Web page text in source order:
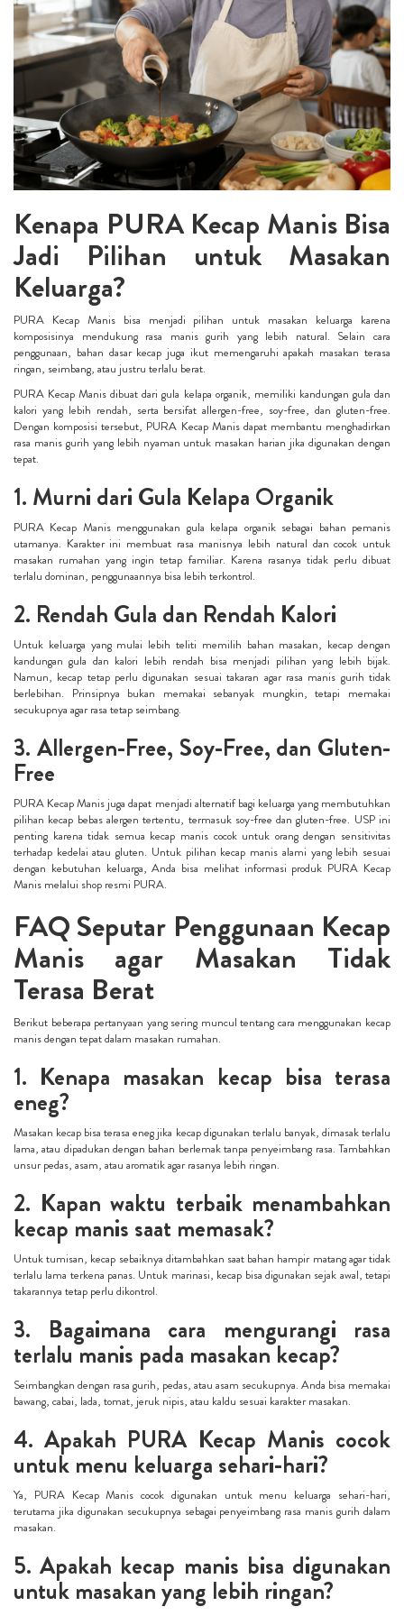
Kenapa PURA Kecap Manis Bisa
Jadi Pilihan untuk Masakan
Keluarga?
PURA Kecap Manis bisa menjadi pilihan untuk masakan keluarga karena
komposisinya mendukung rasa manis gurih yang lebih natural. Selain cara
penggunaan, bahan dasar kecap juga ikut memengaruhi apakah masakan terasa
ringan, seimbang, atau justru terlalu berat.
PURA Kecap Manis dibuat dari gula kelapa organik, memiliki kandungan gula dan
kalori yang lebih rendah, serta bersifat allergen-free, soy-free, dan gluten-free.
Dengan komposisi tersebut, PURA Kecap Manis dapat membantu menghadirkan
rasa manis gurih yang lebih nyaman untuk masakan harian jika digunakan dengan
tepat.
1. Murni dari Gula Kelapa Organik
PURA Kecap Manis menggunakan gula kelapa organik sebagai bahan pemanis
utamanya. Karakter ini membuat rasa manisnya lebih natural dan cocok untuk
masakan rumahan yang ingin tetap familiar. Karena rasanya tidak perlu dibuat
terlalu dominan, penggunaannya bisa lebih terkontrol.
2. Rendah Gula dan Rendah Kalori
Untuk keluarga yang mulai lebih teliti memilih bahan masakan, kecap dengan
kandungan gula dan kalori lebih rendah bisa menjadi pilihan yang lebih bijak.
Namun, kecap tetap perlu digunakan sesuai takaran agar rasa manis gurih tidak
berlebihan. Prinsipnya bukan memakai sebanyak mungkin, tetapi memakai
secukupnya agar rasa tetap seimbang.
3. Allergen-Free, Soy-Free, dan Gluten-
Free
PURA Kecap Manis juga dapat menjadi alternatif bagi keluarga yang membutuhkan
pilihan kecap bebas alergen tertentu, termasuk soy-free dan gluten-free. USP ini
penting karena tidak semua kecap manis cocok untuk orang dengan sensitivitas
terhadap kedelai atau gluten. Untuk pilihan kecap manis alami yang lebih sesuai
dengan kebutuhan keluarga, Anda bisa melihat informasi produk PURA Kecap
Manis melalui shop resmi PURA.
FAQ Seputar Penggunaan Kecap
Manis agar Masakan Tidak
Terasa Berat
Berikut beberapa pertanyaan yang sering muncul tentang cara menggunakan kecap
manis dengan tepat dalam masakan rumahan.
1. Kenapa masakan kecap bisa terasa
eneg?
Masakan kecap bisa terasa eneg jika kecap digunakan terlalu banyak, dimasak terlalu
lama, atau dipadukan dengan bahan berlemak tanpa penyeimbang rasa. Tambahkan
unsur pedas, asam, atau aromatik agar rasanya lebih ringan.
2. Kapan waktu terbaik menambahkan
kecap manis saat memasak?
Untuk tumisan, kecap sebaiknya ditambahkan saat bahan hampir matang agar tidak
terlalu lama terkena panas. Untuk marinasi, kecap bisa digunakan sejak awal, tetapi
takarannya tetap perlu dikontrol.
3. Bagaimana cara mengurangi rasa
terlalu manis pada masakan kecap?
Seimbangkan dengan rasa gurih, pedas, atau asam secukupnya. Anda bisa memakai
bawang, cabai, lada, tomat, jeruk nipis, atau kaldu sesuai karakter masakan.
4. Apakah PURA Kecap Manis cocok
untuk menu keluarga sehari-hari?
Ya, PURA Kecap Manis cocok digunakan untuk menu keluarga sehari-hari,
terutama jika digunakan secukupnya sebagai penyeimbang rasa manis gurih dalam
masakan.
5. Apakah kecap manis bisa digunakan
untuk masakan yang lebih ringan?